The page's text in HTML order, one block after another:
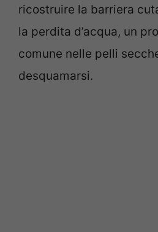
ricostruire la barriera
la perdita d’acqua, un
comune nelle pelli
desquamarsi.